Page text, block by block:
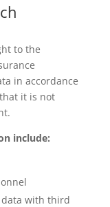
to the
in accordance
it is not
include:
with third